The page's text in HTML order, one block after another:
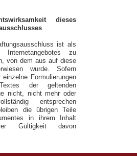
dieses
ist als
zu
von dem aus auf diese
wurde. Sofern
einzelne Formulierungen
der geltenden
nicht, nicht mehr oder
entsprechen
die übrigen Teile
in ihrem Inhalt
Gültigkeit davon